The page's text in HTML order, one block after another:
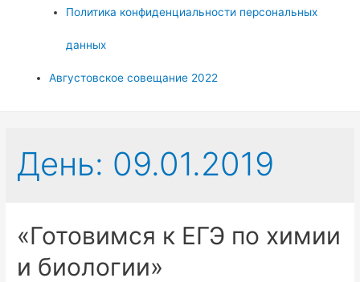
Политика конфиденциальности персональных
данных
Августовское совещание 2022
День: 09.01.2019
«Готовимся к ЕГЭ по химии
и биологии»